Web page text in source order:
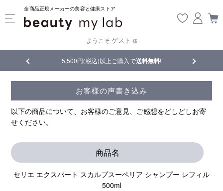
全商品正規メーカーの美容と健康ストア
ようこそ ゲスト 様
5,500円(税込)以上ご購入で 送料無料! 【重要】熊本地震
お客様の声書き込み
以下の商品について、お客様のご意見、ご感想をどしどしお寄
せください。
商品名
セリエ エクスパート スカルプスーペリア シャンプー レフィル
500ml